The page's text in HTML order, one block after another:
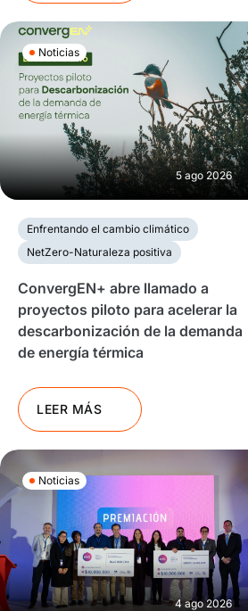
Noticias
5 ago 2026
Enfrentando el cambio climático
NetZero-Naturaleza positiva
ConvergEN+ abre llamado a
proyectos piloto para acelerar la
descarbonización de la demanda
de energía térmica
LEER MÁS
Noticias
4 ago 2026